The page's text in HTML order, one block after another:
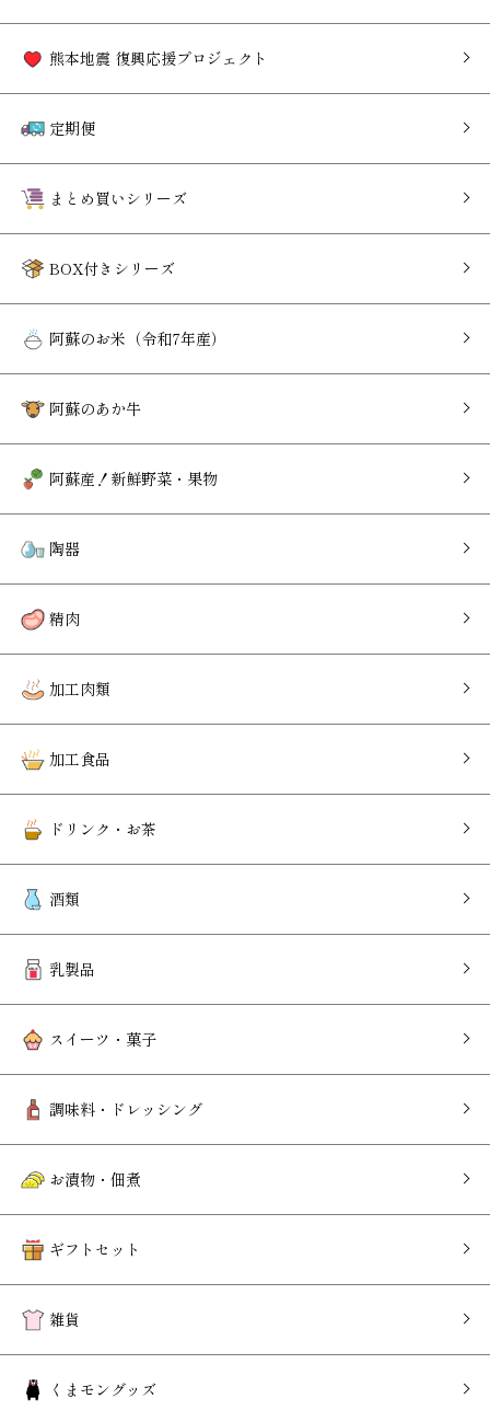
熊本地震 復興応援プロジェクト
定期便
まとめ買いシリーズ
BOX付きシリーズ
阿蘇のお米（令和7年産）
阿蘇のあか牛
阿蘇産！新鮮野菜・果物
陶器
精肉
加工肉類
加工食品
ドリンク・お茶
酒類
乳製品
スイーツ・菓子
調味料・ドレッシング
お漬物・佃煮
ギフトセット
雑貨
くまモングッズ